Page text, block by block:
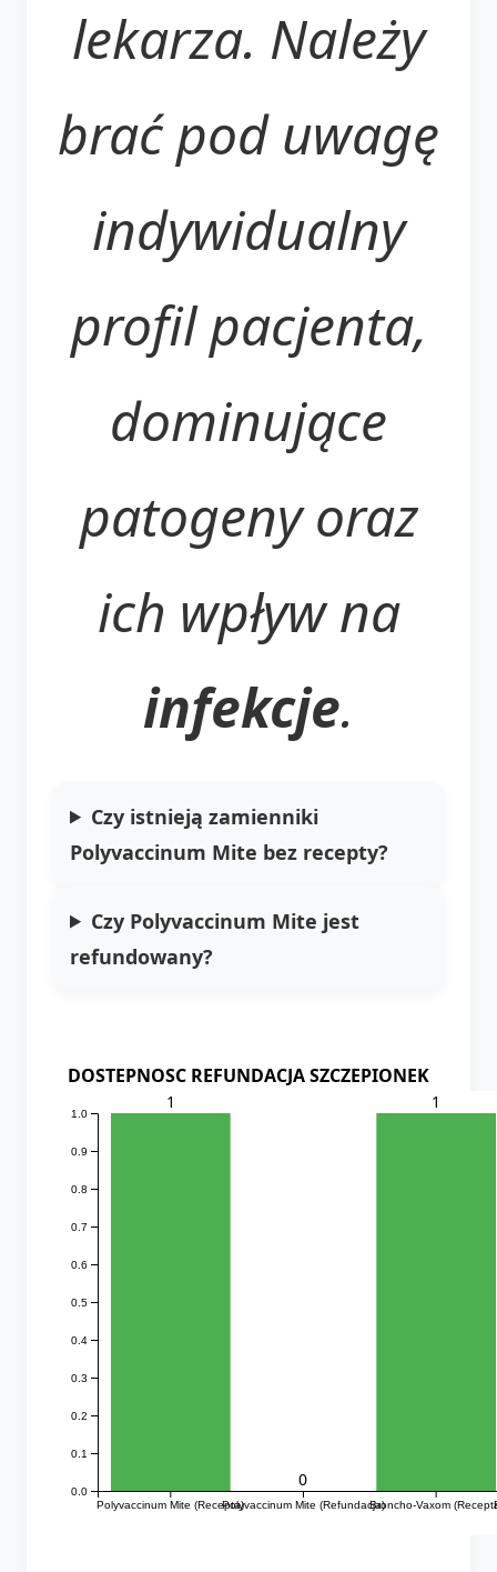
lekarza. Należy
brać pod uwagę
indywidualny
profil pacjenta,
dominujące
patogeny oraz
ich wpływ na
infekcje.
Czy istnieją zamienniki
Polyvaccinum Mite bez recepty?
Czy Polyvaccinum Mite jest
refundowany?
DOSTEPNOSC REFUNDACJA SZCZEPIONEK
Polyvaccinum Mite (Recepta)Polyvaccinum Mite (Refundacja)Broncho-Vaxom
0.0
0.1
0.2
0.3
0.4
0.5
0.6
0.7
0.8
0.9
1.0
1
0
1